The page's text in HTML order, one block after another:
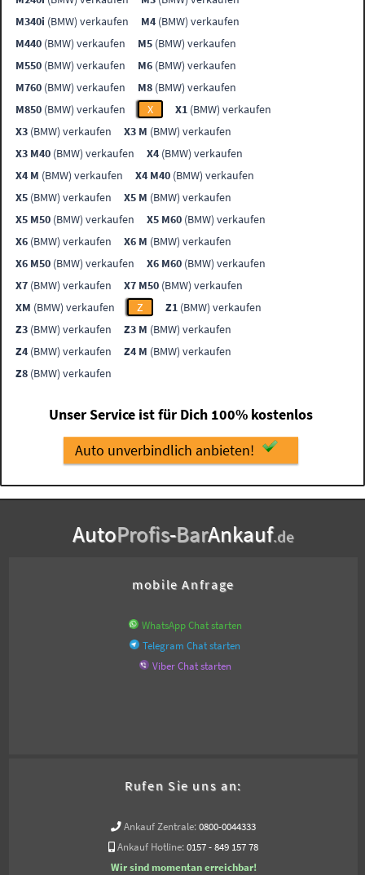
M340i (BMW) verkaufen M4 (BMW) verkaufen
M440 (BMW) verkaufen M5 (BMW) verkaufen
M550 (BMW) verkaufen M6 (BMW) verkaufen
M760 (BMW) verkaufen M8 (BMW) verkaufen
M850 (BMW) verkaufen X X1 (BMW) verkaufen
X3 (BMW) verkaufen X3 M (BMW) verkaufen
X3 M40 (BMW) verkaufen X4 (BMW) verkaufen
X4 M (BMW) verkaufen X4 M40 (BMW) verkaufen
X5 (BMW) verkaufen X5 M (BMW) verkaufen
X5 M50 (BMW) verkaufen X5 M60 (BMW) verkaufen
X6 (BMW) verkaufen X6 M (BMW) verkaufen
X6 M50 (BMW) verkaufen X6 M60 (BMW) verkaufen
X7 (BMW) verkaufen X7 M50 (BMW) verkaufen
XM (BMW) verkaufen Z Z1 (BMW) verkaufen
Z3 (BMW) verkaufen Z3 M (BMW) verkaufen
Z4 (BMW) verkaufen Z4 M (BMW) verkaufen
Z8 (BMW) verkaufen
Unser Service ist für Dich 100% kostenlos
Auto unverbindlich anbieten!
AutoProfis-BarAnkauf.de
mobile Anfrage
WhatsApp Chat starten
Telegram Chat starten
Viber Chat starten
Rufen Sie uns an:
Ankauf Zentrale: 0800-0044333
Ankauf Hotline: 0157 - 849 157 78
Wir sind momentan erreichbar!